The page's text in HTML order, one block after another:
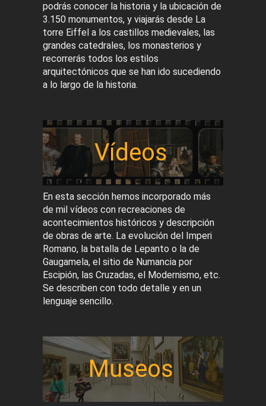
podrás conocer la historia y la ubicación de
3.150 monumentos, y viajarás desde La
torre Eiffel a los castillos medievales, las
grandes catedrales, los monasterios y
recorrerás todos los estilos
arquitectónicos que se han ido sucediendo
a lo largo de la historia.
Vídeos
En esta sección hemos incorporado más
de mil vídeos con recreaciones de
acontecimientos históricos y descripción
de obras de arte. La evolución del Imperi
Romano, la batalla de Lepanto o la de
Gaugamela, el sitio de Numancia por
Escipión, las Cruzadas, el Modernismo, etc.
Se describen con todo detalle y en un
lenguaje sencillo.
Museos